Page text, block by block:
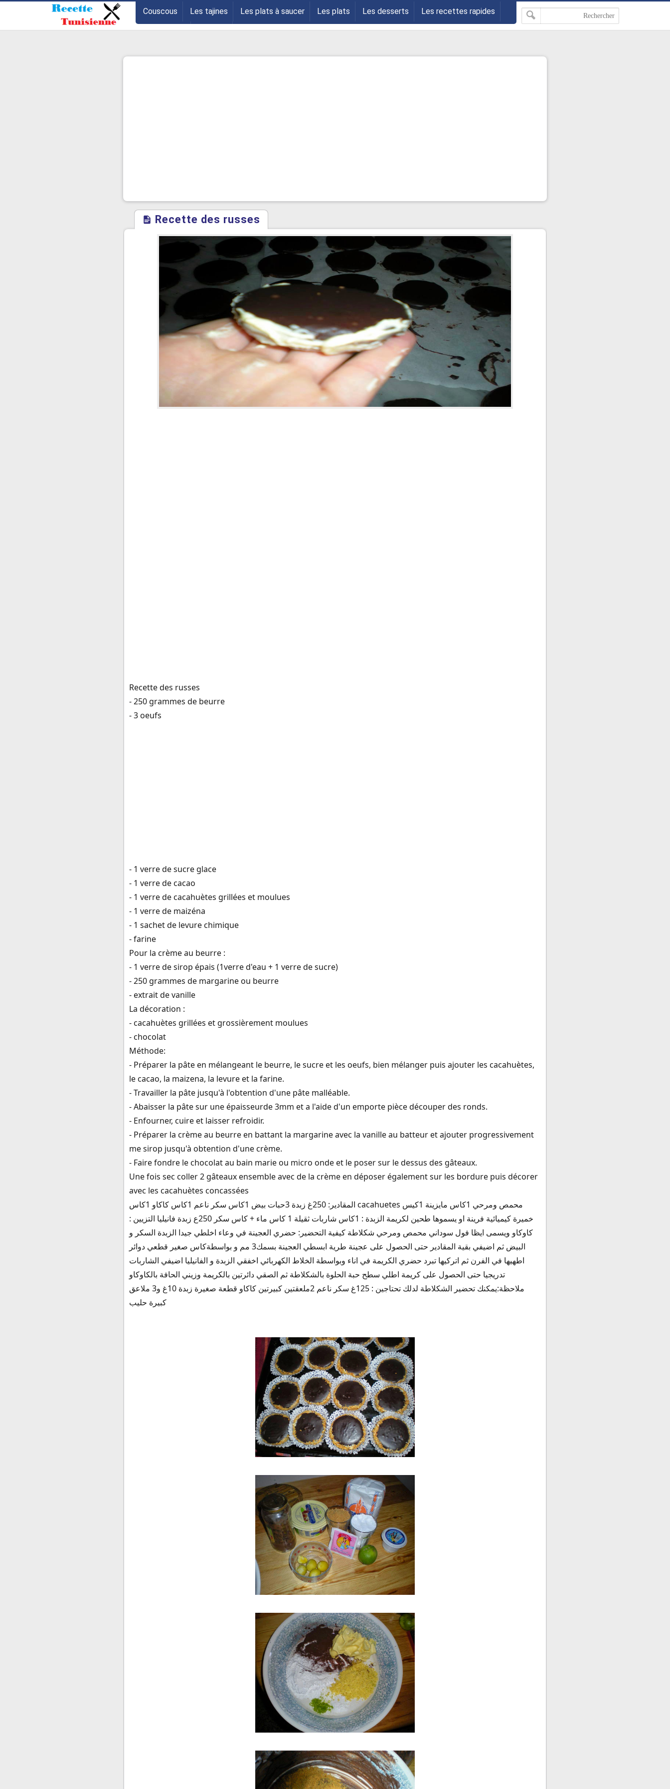
Couscous Les tajines Les plats à saucer Les plats Les desserts Les recettes rapides
Les entrées Astuces
Recette des russes
Recette des russes
- 250 grammes de beurre
- 3 oeufs
- 1 verre de sucre glace
- 1 verre de cacao
- 1 verre de cacahuètes grillées et moulues
- 1 verre de maizéna
- 1 sachet de levure chimique
- farine
Pour la crème au beurre :
- 1 verre de sirop épais (1verre d'eau + 1 verre de sucre)
- 250 grammes de margarine ou beurre
- extrait de vanille
La décoration :
- cacahuètes grillées et grossièrement moulues
- chocolat
Méthode:
- Préparer la pâte en mélangeant le beurre, le sucre et les oeufs, bien mélanger puis ajouter les cacahuètes,
le cacao, la maizena, la levure et la farine.
- Travailler la pâte jusqu'à l'obtention d'une pâte malléable.
- Abaisser la pâte sur une épaisseurde 3mm et a l'aide d'un emporte pièce découper des ronds.
- Enfourner, cuire et laisser refroidir.
- Préparer la crème au beurre en battant la margarine avec la vanille au batteur et ajouter progressivement
me sirop jusqu'à obtention d'une crème.
- Faire fondre le chocolat au bain marie ou micro onde et le poser sur le dessus des gâteaux.
Une fois sec coller 2 gâteaux ensemble avec de la crème en déposer également sur les bordure puis décorer
avec les cacahuètes concassées
المقادير: 250غ زبدة 3حبات بيض 1كاس سكر ناعم 1كاس كاكاو 1كاس cacahuetes محمص ومرحي 1كاس مايزينة 1كيس
خميرة كيميائية فرينة او يسموها طحين لكريمة الزبدة : 1كاس شاربات ثقيلة 1 كاس ماء + كاس سكر 250ع زبدة فانيليا التزيين :
كاوكاو ويسمى ايظا فول سوداني محمص ومرحي شكلاطة كيفية التحضير: حضري العجينة في وعاء اخلطي جيدا الزبدة السكر و
البيض ثم اضيفي بقية المقادير حتى الحصول على عجينة طرية ابسطي العجينة بسمك3 مم و بواسطةكاس صغير قطعي دوائر
اطهيها في الفرن ثم اتركيها تبرد حضري الكريمة في اناء وبواسطة الخلاط الكهربائي اخفقي الزبدة و الفانيليا اضيفي الشاربات
تدريجيا حتى الحصول على كريمة اطلي سطح حبة الحلوة بالشكلاطة ثم الصقي دائرتين بالكريمة وزيني الحافة بالكاوكاو
ملاحظة:يمكنك تحضير الشكلاطة لدلك تحتاجين : 125غ سكر ناعم 2ملعقتين كبيرتين كاكاو قطعة صغيرة زبدة 10غ و3 ملاعق
كبيرة حليب